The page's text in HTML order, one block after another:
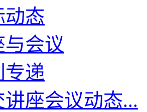
动态
与会议
专递
讲座会议动态...